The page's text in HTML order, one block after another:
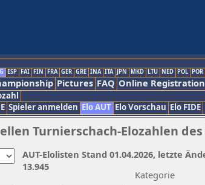
ESP FAI FIN FRA GER GRE INA ITA JPN MKD LTU NED POL POR
Pictures FAQ Online Registration
Spieler anmelden Elo AUT Elo Vorschau Elo FIDE
Turnierschach-Elozahlen des
Kategorie
AUT-Elolisten Stand 01.04.2026, letzte
13.945